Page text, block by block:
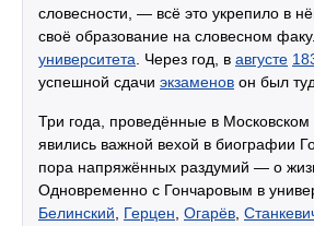
словесности, — всё это укрепило в
своё образование на словесном
университета . Через год, в августе
успешной сдачи экзаменов он был
Три года, проведённые в Московском
явились важной вехой в биографии
пора напряжённых раздумий — о
Одновременно с Гончаровым в
Белинский
Герцен Огарёв